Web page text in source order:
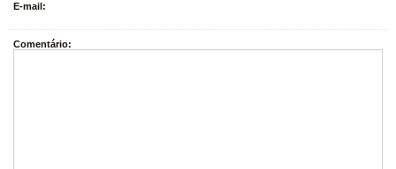
E-mail:
Comentário: